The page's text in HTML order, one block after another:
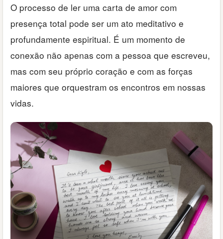
O processo de ler uma carta de amor com
presença total pode ser um ato meditativo e
profundamente espiritual. É um momento de
conexão não apenas com a pessoa que escreveu,
mas com seu próprio coração e com as forças
maiores que orquestram os encontros em nossas
vidas.